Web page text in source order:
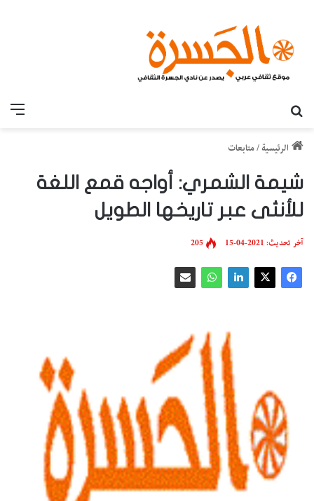
الرئيسية /متابعات
شيمة الشمري: أواجه قمع اللغة
للأنثى عبر تاريخها الطويل
آخر تحديث: 2021-04-15 205